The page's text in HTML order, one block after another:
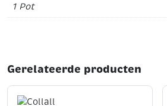
1 Pot
Gerelateerde producten